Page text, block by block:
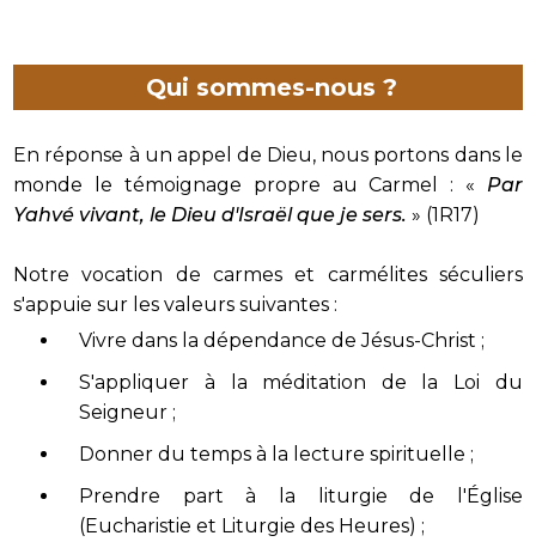
Qui sommes-nous ?
En réponse à un appel de Dieu, nous portons dans le
monde le témoignage propre au Carmel : « Par
Yahvé vivant, le Dieu d'Israël que je sers. » (1R17)
Notre vocation de carmes et carmélites séculiers
s'appuie sur les valeurs suivantes :
Vivre dans la dépendance de Jésus-Christ ;
S'appliquer à la méditation de la Loi du
Seigneur ;
Donner du temps à la lecture spirituelle ;
Prendre part à la liturgie de l'Église
(Eucharistie et Liturgie des Heures) ;